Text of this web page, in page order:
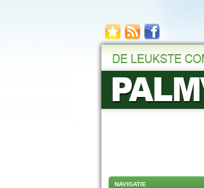
NAVIGATIE